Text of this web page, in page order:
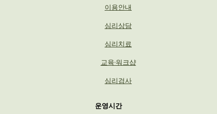
이용안내
심리상담
심리치료
교육·워크샵
심리검사
운영시간